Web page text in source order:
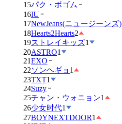
15パク・ボゴム
16IU
17NewJeans(ニュージーンズ)
18Hearts2Hearts2
19ストレイキッズ1
20ASTRO1
21EXO
22ソンヘギョ 1
23TXT1
24Suzy
25チャン・ウォニョン1
26少女时代1
27BOYNEXTDOOR1